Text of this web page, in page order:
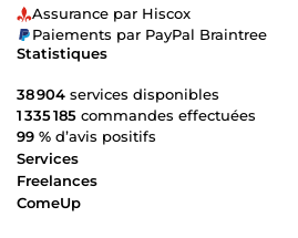
Assurance par Hiscox
Paiements par PayPal Braintree
Statistiques
38 904 services disponibles
1 335 185 commandes effectuées
99 % d’avis positifs
Services
Freelances
ComeUp